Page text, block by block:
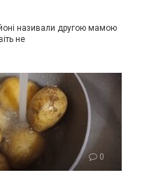
називали другою мамою
не
0